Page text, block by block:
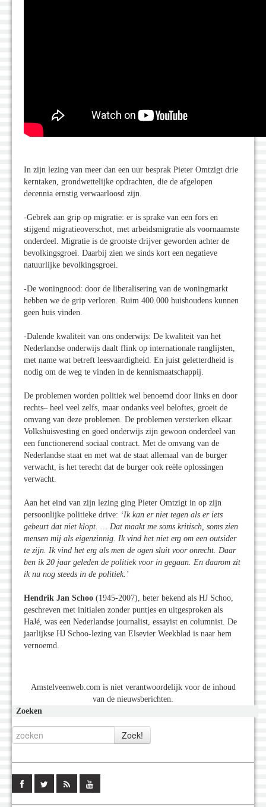
In zijn lezing van meer dan een uur besprak Pieter Omtzigt drie
kerntaken, grondwettelijke opdrachten, die de afgelopen
decennia ernstig verwaarloosd zijn.
-Gebrek aan grip op migratie: er is sprake van een fors en
stijgend migratieoverschot, met arbeidsmigratie als voornaamste
onderdeel. Migratie is de grootste drijver geworden achter de
bevolkingsgroei. Daarbij zien we sinds kort een negatieve
natuurlijke bevolkingsgroei.
-De woningnood: door de liberalisering van de woningmarkt
hebben we de grip verloren. Ruim 400.000 huishoudens kunnen
geen huis vinden.
-Dalende kwaliteit van ons onderwijs: De kwaliteit van het
Nederlandse onderwijs daalt flink op internationale ranglijsten,
met name wat betreft leesvaardigheid. En juist geletterdheid is
nodig om de weg te vinden in de kennismaatschappij.
De problemen worden politiek wel benoemd door links en door
rechts– heel veel zelfs, maar ondanks veel beloftes, groeit de
omvang van deze problemen. De problemen versterken elkaar.
Volkshuisvesting en goed onderwijs zijn gewoon onderdeel van
een functionerend sociaal contract. Met de omvang van de
Nederlandse staat en met wat de staat allemaal van de burger
verwacht, is het terecht dat de burger ook reële oplossingen
verwacht.
Aan het eind van zijn lezing ging Pieter Omtzigt in op zijn
persoonlijke politieke drive: ‘Ik kan er niet tegen als er iets
gebeurt dat niet klopt. … Dat maakt me soms kritisch, soms zien
mensen mij als eigenzinnig. Ik vind het niet erg om een outsider
te zijn. Ik vind het erg als men de ogen sluit voor onrecht. Daar
ben ik 20 jaar geleden de politiek voor in gegaan. En daarom zit
ik nu nog steeds in de politiek.’
Hendrik Jan Schoo (1945-2007), beter bekend als HJ Schoo,
geschreven met initialen zonder puntjes en uitgesproken als
HaJé, was een Nederlandse journalist, essayist en columnist. De
jaarlijkse HJ Schoo-lezing van Elsevier Weekblad is naar hem
vernoemd.
Amstelveenweb.com is niet verantwoordelijk voor de inhoud
van de nieuwsberichten.
Zoeken